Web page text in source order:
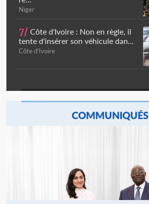
Niger
7/ Côte d'Ivoire : Non en règle, il
tente d'insérer son véhicule dan...
Côte d'Ivoire
COMMUNIQUÉS